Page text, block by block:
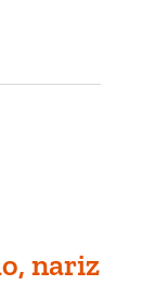
nariz